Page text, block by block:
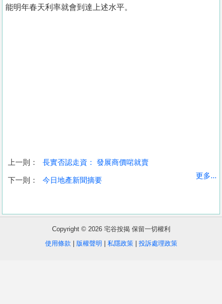
收
盤
能明年春天利率就會到達上述水平。
上一則： 長實否認走資： 發展商價啱就賣
下一則： 今日地產新聞摘要
更多...
Copyright © 2026 宅谷按揭 保留一切權利
使用條款
版權聲明 私隱政策| 投訴處理政策